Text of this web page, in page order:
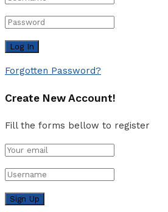
Forgotten Password?
Create New Account!
Fill the forms bellow to register